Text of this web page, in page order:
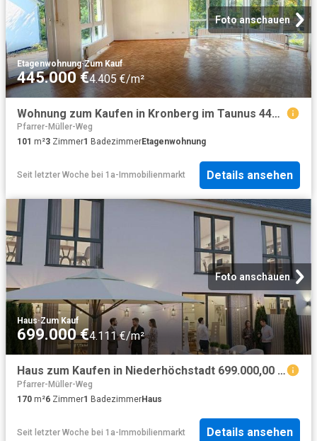
Foto anschauen
Etagenwohnung·Zum Kauf
445.000 €4.405 €/m²
Wohnung zum Kaufen in Kronberg im Taunus 445.000,00 EUR 101 m²
Pfarrer-Müller-Weg
101 m²3 Zimmer1 BadezimmerEtagenwohnung
Seit letzter Woche bei 1a-Immobilienmarkt Details ansehen
Foto anschauen
Haus·Zum Kauf
699.000 €4.111 €/m²
Haus zum Kaufen in Niederhöchstadt 699.000,00 EUR 170.45 m²
Pfarrer-Müller-Weg
170 m²6 Zimmer1 BadezimmerHaus
Seit letzter Woche bei 1a-Immobilienmarkt Details ansehen